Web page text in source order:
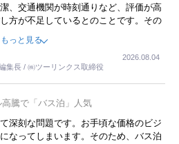
、交通機関が時刻通りなど、評価が高
方が不足しているとのことです。その
うなイベントが行われれば、日本人に
が増えるでしょうね。
もっと見る
集長 / ㈱ツーリンクス取締役
2026.08.04
騰で「バス泊」人気
深刻な問題です。お手頃な価格のビジ
なってしまいます。そのため、バス泊